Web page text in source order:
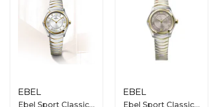
EBEL
Ebel Sport Classic 29mm, Stalen En 18Kt Goud Band, Zilverkleurige Met 8 Diamanten (0,031Ct) Wijzerplaat, 5 ATM, Swiss Movement 1216729
EBEL
Ebel Sport Classic 24mm, Stalen En 18Kt Goud Band, Bruine Met 8 Diamanten (0,031Ct) Wijzerplaat, 5 ATM, Swiss Movement 1216737